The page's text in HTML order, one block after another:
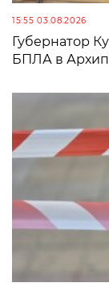
15:55 03.08.2026
Губернатор
БПЛА в